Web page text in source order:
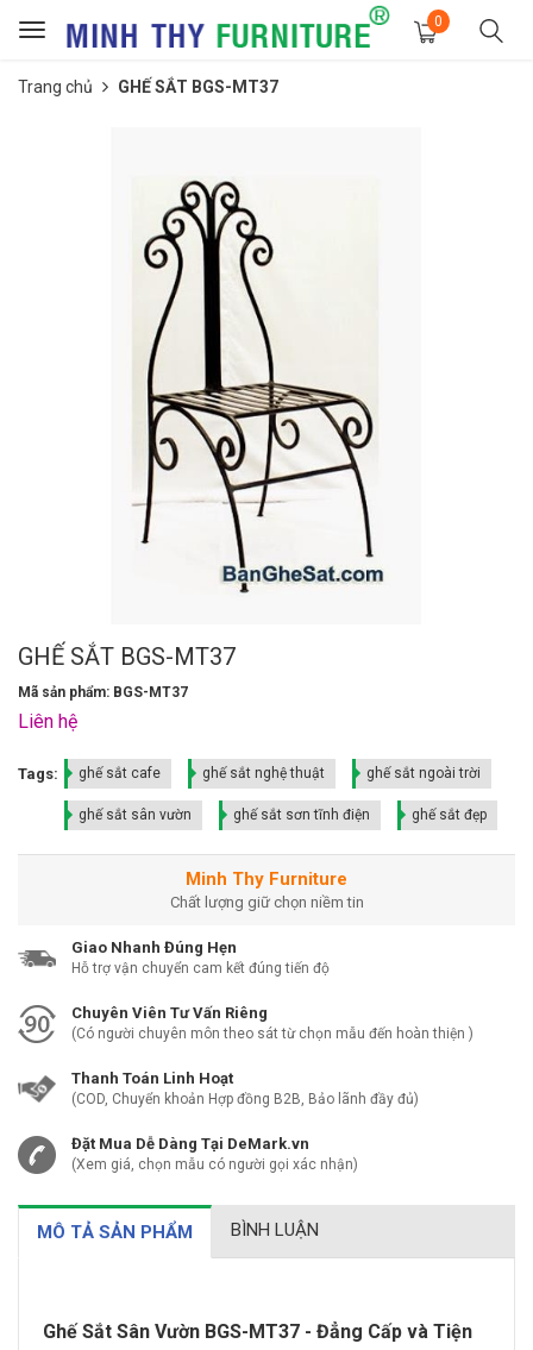
Toggle
0
Trang chủ GHẾ SẮT BGS-MT37
GHẾ SẮT BGS-MT37
Mã sản phẩm: BGS-MT37
Liên hệ
Tags: ghế sắt cafe ghế sắt nghệ thuật ghế sắt ngoài trời
ghế sắt sân vườn ghế sắt sơn tĩnh điện ghế sắt đẹp
Minh Thy Furniture
Chất lượng giữ chọn niềm tin
Giao Nhanh Đúng Hẹn
Hỗ trợ vận chuyển cam kết đúng tiến độ
Chuyên Viên Tư Vấn Riêng
(Có người chuyên môn theo sát từ chọn mẫu đến hoàn thiện )
Thanh Toán Linh Hoạt
(COD, Chuyển khoản Hợp đồng B2B, Bảo lãnh đầy đủ)
Đặt Mua Dễ Dàng Tại DeMark.vn
(Xem giá, chọn mẫu có người gọi xác nhận)
MÔ TẢ SẢN PHẨM BÌNH LUẬN
Ghế Sắt Sân Vườn BGS-MT37 - Đẳng Cấp và Tiện